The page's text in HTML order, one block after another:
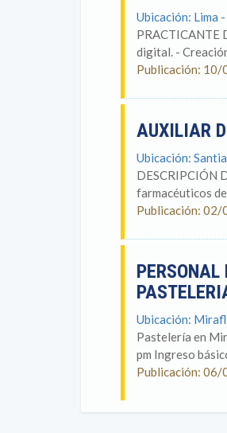
Ubicación: Lima
PRACTICANTE
digital. -
Publicación:
AUXILIAR
Ubicación:
DESCRIPCIÓN
farmacéuticos
Publicación:
Ubicación:
Pastelería en
pm Ingreso
Publicación: